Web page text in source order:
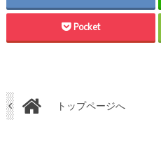
Pocket
トップページへ